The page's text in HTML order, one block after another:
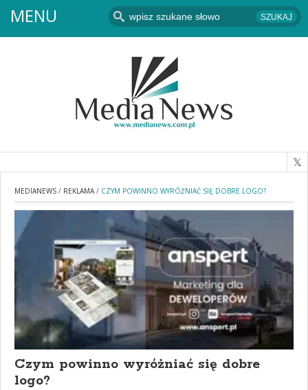
MENU
MEDIANEWS / REKLAMA/ CZYM POWINNO WYRÓŻNIAĆ SIĘ DOBRE LOGO?
Czym powinno wyróżniać się dobre
logo?